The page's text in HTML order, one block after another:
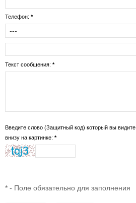
Телефон: *
Текст сообщения: *
Введите слово (Защитный код) который вы видите
внизу на картинке: *
* - Поле обязательно для заполнения